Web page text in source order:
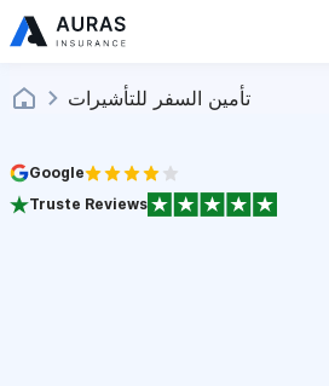
تأمين السفر للتأشيرات
Google
Truste Reviews